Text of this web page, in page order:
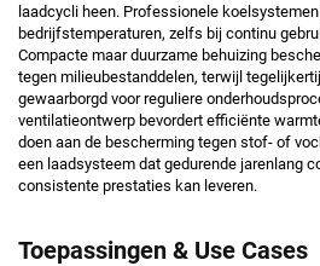
laadcycli heen. Professionele
bedrijfstemperaturen, zelfs bij continu
Compacte maar duurzame behuizing
tegen milieubestanddelen, terwijl
gewaarborgd voor reguliere
ventilatieontwerp bevordert efficiënte
doen aan de bescherming tegen stof- of
een laadsysteem dat gedurende jarenlang
consistente prestaties kan leveren.
Toepassingen & Use Cases